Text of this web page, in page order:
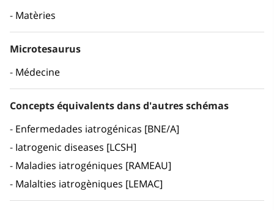
Matèries
Microtesaurus
Médecine
Concepts équivalents dans d'autres schémas
Enfermedades iatrogénicas [BNE/A]
Iatrogenic diseases [LCSH]
Maladies iatrogéniques [RAMEAU]
Malalties iatrogèniques [LEMAC]